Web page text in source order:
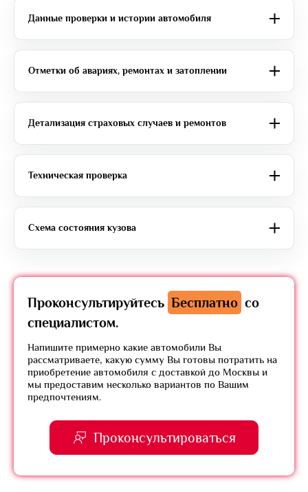
Данные проверки и истории автомобиля
Отметки об авариях, ремонтах и затоплении
Детализация страховых случаев и ремонтов
Техническая проверка
Схема состояния кузова
Проконсультируйтесь Бесплатно со
специалистом.
Напишите примерно какие автомобили Вы
рассматриваете, какую сумму Вы готовы потратить на
приобретение автомобиля с доставкой до Москвы и
мы предоставим несколько вариантов по Вашим
предпочтениям.
Проконсультироваться